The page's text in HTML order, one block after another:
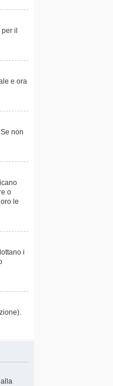
il
e ora
non
o
le
i